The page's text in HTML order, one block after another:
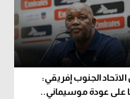
الجنوب إفريقي:
على عودة موسيماني..